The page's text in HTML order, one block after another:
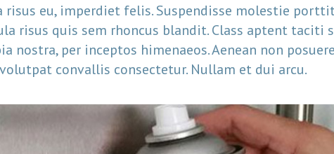
risus eu, imperdiet felis. Suspendisse molestie
risus quis sem rhoncus blandit. Class aptent taciti
nostra, per inceptos himenaeos. Aenean non
convallis consectetur. Nullam et dui arcu.